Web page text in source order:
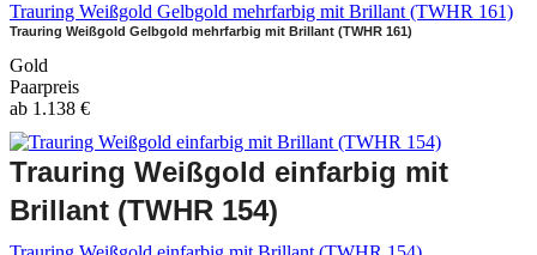
Trauring Weißgold Gelbgold mehrfarbig mit Brillant (TWHR 161)
Trauring Weißgold Gelbgold mehrfarbig mit Brillant (TWHR 161)
Gold
Paarpreis
ab 1.138 €
Trauring Weißgold einfarbig mit
Brillant (TWHR 154)